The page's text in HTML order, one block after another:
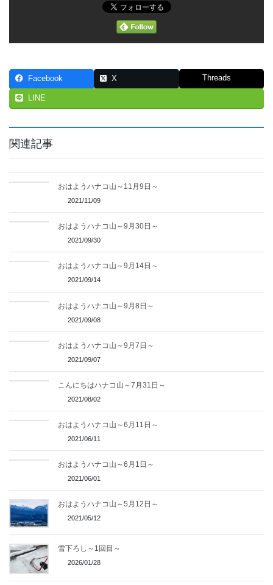
Facebook X Threads
LINE
関連記事
おはようハナコ山～11月9日～
2021/11/09
おはようハナコ山～9月30日～
2021/09/30
おはようハナコ山～9月14日～
2021/09/14
おはようハナコ山～9月8日～
2021/09/08
おはようハナコ山～9月7日～
2021/09/07
こんにちはハナコ山～7月31日～
2021/08/02
おはようハナコ山～6月11日～
2021/06/11
おはようハナコ山～6月1日～
2021/06/01
おはようハナコ山～5月12日～
2021/05/12
雪下ろし～1回目～
2026/01/28